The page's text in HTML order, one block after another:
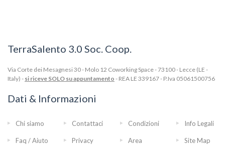
TerraSalento 3.0 Soc. Coop.
Via Corte dei Mesagnesi 30 - Molo 12 Coworking Space - 73100 - Lecce (LE -
Italy) - si riceve SOLO su appuntamento - REA LE 339167 - P.Iva 05061500756
Dati & Informazioni
Chi siamo Contattaci Condizioni Info Legali
Faq / Aiuto Privacy Area Site Map